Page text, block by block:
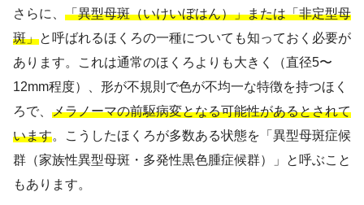
さらに、 「異型母斑（いけいぼはん）」または「非定型母
斑」と呼ばれるほくろの一種についても知っておく必要が
あります。これは通常のほくろよりも大きく（直径5〜
12mm程度）、形が不規則で色が不均一な特徴を持つほく
ろで、 メラノーマの前駆病変となる可能性があるとされて
います。こうしたほくろが多数ある状態を「異型母斑症候
群（家族性異型母斑・多発性黒色腫症候群）」と呼ぶこと
もあります。